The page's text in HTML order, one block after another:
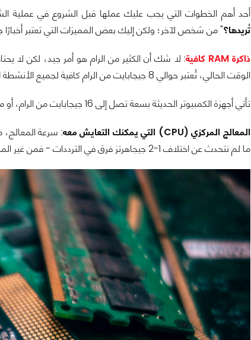
أحد أهم الخطوات التي يجب عليك عملها قبل الشروع في عملية
تُريدها؟" من شخص لآخر؛ ولكن إليك بعض المميزات التي تعتبر
ذاكرة RAM كافية
: لا شك أن الكثير من الرام هو أمر جيد، لكن لا
الوقت الحالي، تُعتبر حوالي 8 جيجابايت من الرام كافية لجميع الأنشطة الأساسية تقريبًا.
تأتي أجهزة الكمبيوتر الحديثة بسعة تصل إلى 16 جيجابايت من الرام، أو ما يصل إلى 32 جيجابايت لأجهزة الكمبيوتر الأكثر قوة.
المعالج المركزي (CPU) التي يمكنك التعايش معه
: سرعة المعالج،
ما لم نتحدث عن اختلاف 1-2 جيجاهرتز فرق في الترددات - فمن غير المحتمل أن تلاحظ فرقًا كبيرًا في الأنشطة اليومية.